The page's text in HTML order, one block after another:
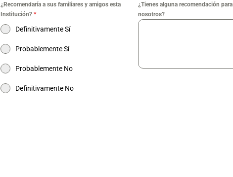
¿Recomendaría a sus familiares y amigos esta
Institución? *
Definitivamente Sí
Probablemente Sí
Probablemente No
Definitivamente No
¿Tienes alguna recomendación para
nosotros?